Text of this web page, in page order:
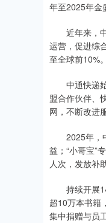
年至2025年金
近年来，中
运营，促进综
至全球前10%。
中通快递始
盟合作伙伴、
网，不断改进
2025年，中
益；“小哥宝”
人次，发放补
持续开展14
超10万本书籍
集中捐赠与员